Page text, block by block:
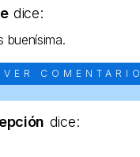
dice:
buenísima.
VER COMENTARIO
dice: